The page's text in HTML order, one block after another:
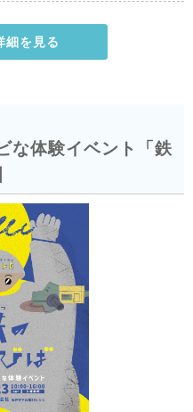
細を見る
な体験イベント「鉄